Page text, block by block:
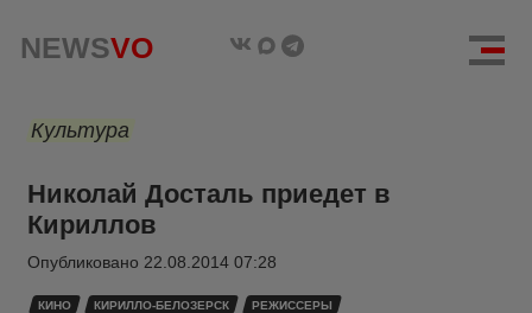
NEWSVO
Культура
Николай Досталь приедет в
Кириллов
Опубликовано 22.08.2014 07:28
КИНО КИРИЛЛО-БЕЛОЗЕРСК РЕЖИССЕРЫ